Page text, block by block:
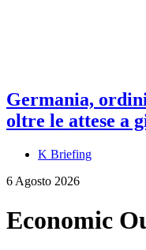
Germania,
oltre le attese a
K Briefing
6 Agosto 2026
Economic